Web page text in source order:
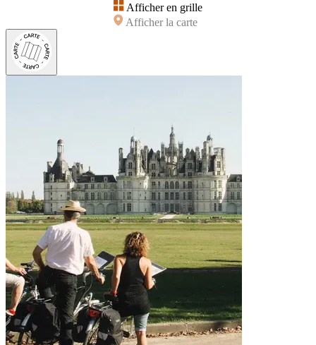
Afficher en grille
Afficher la carte